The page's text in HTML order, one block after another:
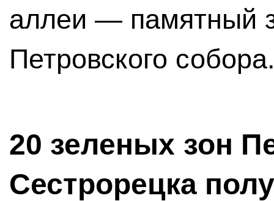
аллеи — памятный
Петровского
20 зеленых зон
Сестрорецка